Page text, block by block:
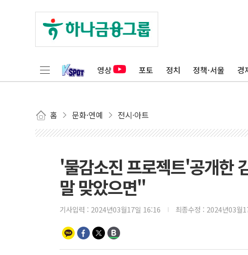
영상 포토 정치 정책·서울 경
홈 문화·연예 전시·아트
'물감소진 프로젝트'공개한
말 맞았으면"
기사입력 : 2024년03월17일 16:16 최종수정 : 2024년03월